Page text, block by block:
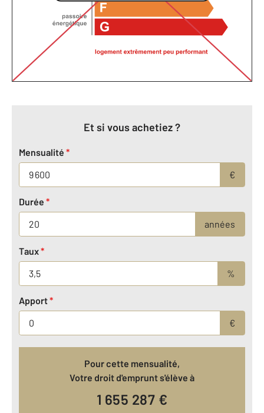
Et si vous achetiez ?
Mensualité *
€
Durée *
années
Taux*
%
Apport*
€
Pour cette mensualité,
Votre droit d'emprunt s'élève à
1 655 287 €